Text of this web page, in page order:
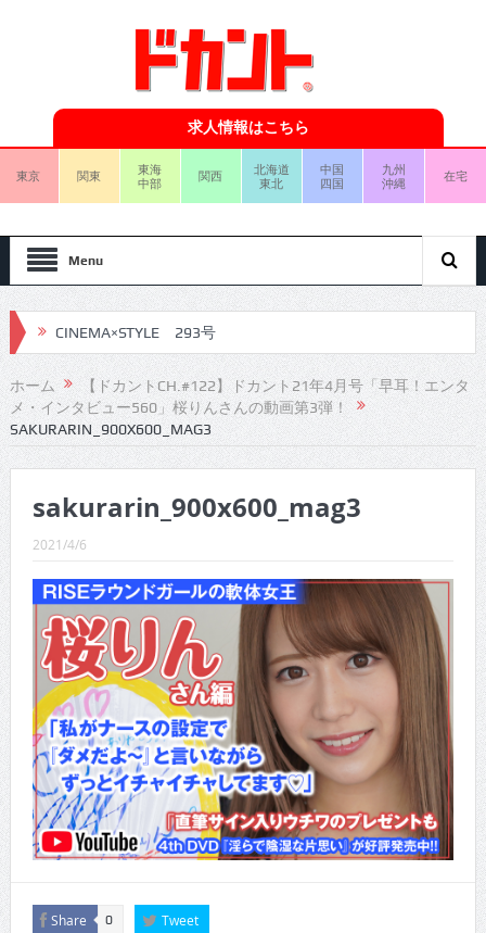
求人情報はこちら
東京 関東
東海
中部
関西
北海道
東北
中国
四国
九州
沖縄
在宅
Menu
CINEMA×STYLE 292号
CINEMA×STYLE 291号
CINEMA×STYLE 290号
CINEMA×STYLE 289号
CINEMA×STYLE 288号
CINEMA×STYLE 287号
CINEMA×STYLE 286号
CINEMA×STYLE 285号
CINEMA×STYLE 294号
CINEMA×STYLE 293号
ホーム
【ドカントCH.#122】ドカント21年4月号「早耳！エンタ
メ・インタビュー560」桜りんさんの動画第3弾！
SAKURARIN_900X600_MAG3
sakurarin_900x600_mag3
2021/4/6
Share 0 Tweet